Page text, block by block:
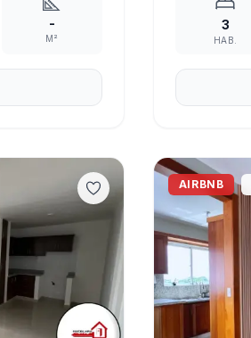
-
M²
3
HAB.
AIRBNB